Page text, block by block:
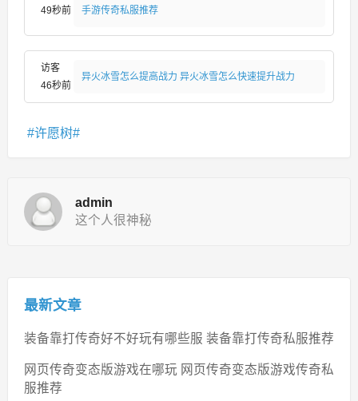
49秒前
手游传奇私服推荐
访客
46秒前
异火冰雪怎么提高战力 异火冰雪怎么快速提升战力
许愿树
admin
这个人很神秘
最新文章
装备靠打传奇好不好玩有哪些服 装备靠打传奇私服推荐
网页传奇变态版游戏在哪玩 网页传奇变态版游戏传奇私
服推荐